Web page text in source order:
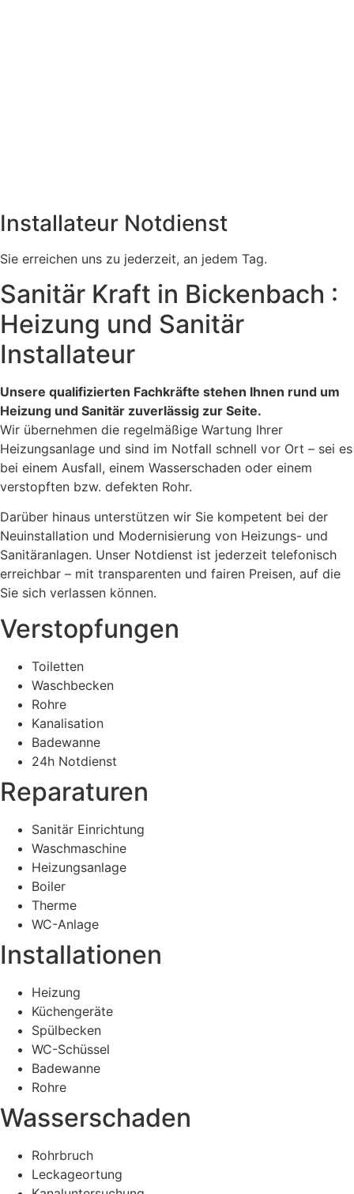
Installateur Notdienst
Sie erreichen uns zu jederzeit, an jedem Tag.
Sanitär Kraft in Bickenbach :
Heizung und Sanitär
Installateur
Unsere qualifizierten Fachkräfte stehen Ihnen rund um
Heizung und Sanitär zuverlässig zur Seite.
Wir übernehmen die regelmäßige Wartung Ihrer
Heizungsanlage und sind im Notfall schnell vor Ort – sei es
bei einem Ausfall, einem Wasserschaden oder einem
verstopften bzw. defekten Rohr.
Darüber hinaus unterstützen wir Sie kompetent bei der
Neuinstallation und Modernisierung von Heizungs- und
Sanitäranlagen. Unser Notdienst ist jederzeit telefonisch
erreichbar – mit transparenten und fairen Preisen, auf die
Sie sich verlassen können.
Verstopfungen
Toiletten
Waschbecken
Rohre
Kanalisation
Badewanne
24h Notdienst
Reparaturen
Sanitär Einrichtung
Waschmaschine
Heizungsanlage
Boiler
Therme
WC-Anlage
Installationen
Heizung
Küchengeräte
Spülbecken
WC-Schüssel
Badewanne
Rohre
Wasserschaden
Rohrbruch
Leckageortung